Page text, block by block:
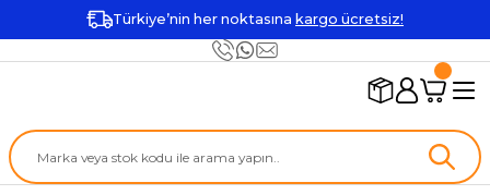
Türkiye’nin her noktasına kargo ücretsiz!